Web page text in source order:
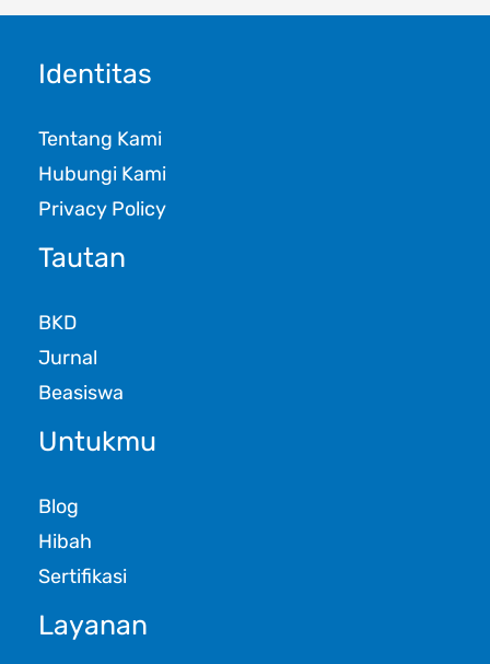
Identitas
Tentang Kami
Hubungi Kami
Privacy Policy
Tautan
BKD
Jurnal
Beasiswa
Untukmu
Blog
Hibah
Sertifikasi
Layanan